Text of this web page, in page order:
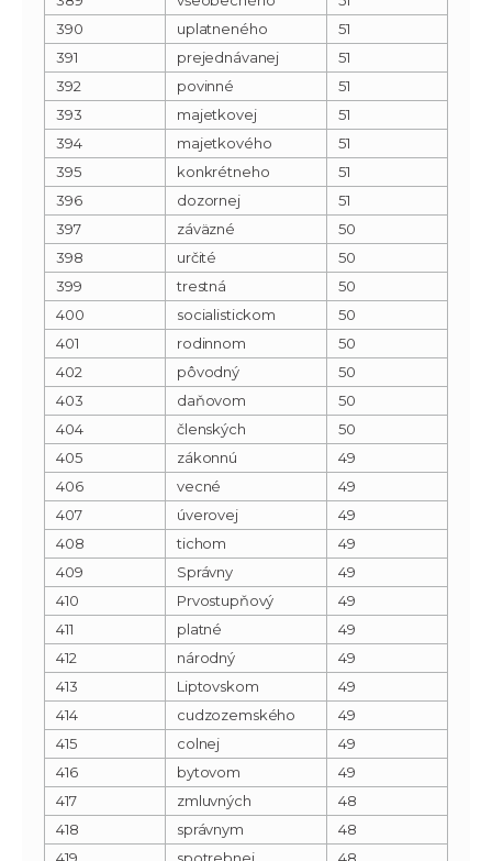
390
uplatneného
51
391
prejednávanej
51
392
povinné
51
393
majetkovej
51
394
majetkového
51
395
konkrétneho
51
396
dozornej
51
397
záväzné
50
398
určité
50
399
trestná
50
400
socialistickom
50
401
rodinnom
50
402
pôvodný
50
403
daňovom
50
404
členských
50
405
zákonnú
49
406
vecné
49
407
úverovej
49
408
tichom
49
409
Správny
49
410
Prvostupňový
49
411
platné
49
412
národný
49
413
Liptovskom
49
414
cudzozemského
49
415
colnej
49
416
bytovom
49
417
zmluvných
48
418
správnym
48
419
spotrebnej 48